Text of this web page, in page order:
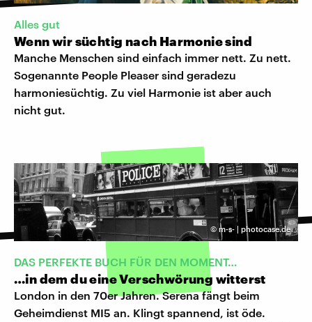
Alles gut
Wenn wir süchtig nach Harmonie sind
Manche Menschen sind einfach immer nett. Zu nett.
Sogenannte People Pleaser sind geradezu
harmoniesüchtig. Zu viel Harmonie ist aber auch
nicht gut.
©m-s- | photocase.de
DAS PERFEKTE BUCH FÜR DEN MOMENT…
…in dem du eine Verschwörung witterst
London in den 70er Jahren. Serena fängt beim
Geheimdienst MI5 an. Klingt spannend, ist öde.